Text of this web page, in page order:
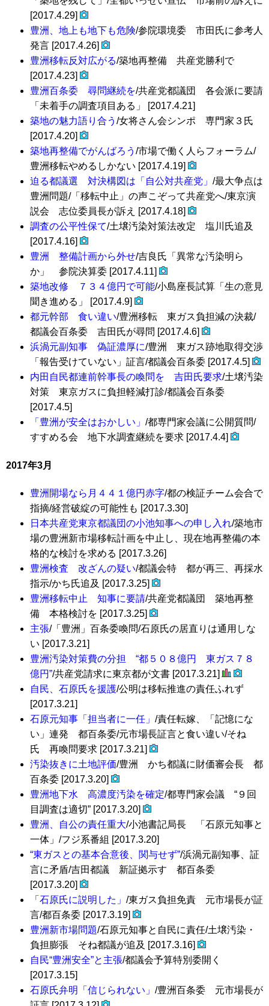
[2017.4.29]
豊洲、地上も地下も危険/参院環境委 市田氏に参考人
発言 [2017.4.26]
豊洲移転反対広がる/築地再整備 共産党勝利で
[2017.4.23]
豊洲百条委 尋問継続を/共産党都議団 各会派に要請
「未着手の調査項目ある」 [2017.4.21]
築地の魅力語り合う /女将さん会シンポ 専門家３氏
[2017.4.20]
築地再整備でがんばろう /市場で働く人らフォーラム/
豊洲移転やめるしかない [2017.4.19]
迫る都議選 対決構図は「自公対共産党」 /最大争点は
豊洲問題/「移転中止」の声こぞって共産党へ/東京演
説会 志位委員長が訴え [2017.4.18]
調査の公平性保て/土壌汚染対策法改定 塩川氏追及
[2017.4.16]
豊洲 整備計画から外せ/吉良氏「異常な汚染明ら
か」 参院決算委 [2017.4.11]
築地改修 ７３４億円で可能/小島座長試算「生の意見
聞き進める」 [2017.4.9]
都元幹部 食い違い/豊洲移転 東ガス負担減の決裁/
都議会百条委 吉田氏が尋問 [2017.4.6]
浜渦元副知事 偽証濃厚に/豊洲 東ガス跡地取得交渉
「報告受けていない」証言/都議会百条委 [2017.4.5]
内田自民都連前幹事長の喚問を 吉田氏要求/土壌汚染
対策 東京ガスに負担軽減打診/都議会百条委
[2017.4.5]
「豊洲が安全はおかしい」 /都専門家会議に公開質問/
すすめる会 地下水調査継続を要求 [2017.4.4]
2017年3月
豊洲開場なら月４４１億円赤字/都の検証チーム会合で
指摘/経営破綻の可能性も [2017.3.30]
日本共産党東京都議団の小池知事への申し入れ/築地市
場の豊洲新市場移転計画を中止し、現在地再整備の本
格的な検討を求める [2017.3.26]
豊洲検査 改ざんの疑い/都議会特 都が再三、再採水
指示/かち氏追及 [2017.3.25]
豊洲移転中止 知事に要請/共産党都議団 築地再整
備 本格検討を [2017.3.25]
主張/「豊洲」百条委喚問/石原氏の居直りは通用しな
い [2017.3.21]
豊洲汚染対策費の分担 “都５０８億円 東ガス７８
億円”/共産党請求に東京都が文書 [2017.3.21]
自民、石原氏を援護/公明は移転推進の責任ふれず
[2017.3.21]
石原元知事「担当者に一任」 /責任転嫁、「記憶にな
い」連発 都百条委/元市場長証言と食い違い/そね
氏 再喚問要求 [2017.3.21]
汚染抜きに土地評価/豊洲 かち都議に財価審会長 都
百条委 [2017.3.20]
豊洲地下水 高濃度汚染を確定/都専門家会議 “９回
目調査は適切” [2017.3.20]
豊洲、自公の責任重大/小池書記局長 「石原元知事と
一体」/フジ系番組 [2017.3.20]
“東ガスとの基本合意後、関与せず”/浜渦元副知事、証
言に矛盾/吉田都議 新証拠示す 都百条委
[2017.3.20]
「石原氏に説明した」 /東ガス負担免責 元市場長が証
言/都百条委 [2017.3.19]
豊洲新市場問題/石原元知事と自民に責任/土壌汚染・
負担膨張 そね都議が追及 [2017.3.16]
自民“豊洲安全”と主張/都議会予算特別委開く
[2017.3.15]
石原氏弁明「信じられない」 /豊洲百条委 元市場長が